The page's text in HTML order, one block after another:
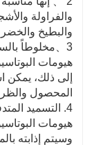
والفراولة
والبطيخ
إلى ذلك، يمكن
المحصول
4. التسميد
هيومات
وسيتم إذابته